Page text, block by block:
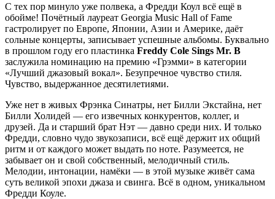
С тех пор минуло уже полвека, а Фредди Коул всё ещё в
обойме! Почётный лауреат Georgia Music Hall of Fame
гастролирует по Европе, Японии, Азии и Америке, даёт
сольные концерты, записывает успешные альбомы. Буквально
в прошлом году его пластинка Freddy Cole Sings Mr. B
заслужила номинацию на премию «Грэмми» в категории
«Лучший джазовый вокал». Безупречное чувство стиля.
Чувство, выдержанное десятилетиями.
Уже нет в живых Фрэнка Синатры, нет Билли Экстайна, нет
Билли Холидей — его извечных конкурентов, коллег, и
друзей. Да и старший брат Нэт — давно среди них. И только
Фредди, словно чудо звукозаписи, всё ещё держит их общий
ритм и от каждого может выдать по ноте. Разумеется, не
забывает он и свой собственный, мелодичный стиль.
Мелодии, интонации, намёки — в этой музыке живёт сама
суть великой эпохи джаза и свинга. Всё в одном, уникальном
Фредди Коуле.